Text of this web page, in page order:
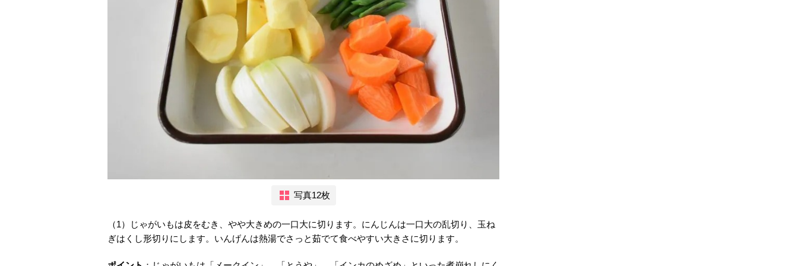
写真12枚
（1）じゃがいもは皮をむき、やや大きめの一口大に切ります。にんじんは一口大の乱切り、玉ね
ぎはくし形切りにします。いんげんは熱湯でさっと茹でて食べやすい大きさに切ります。